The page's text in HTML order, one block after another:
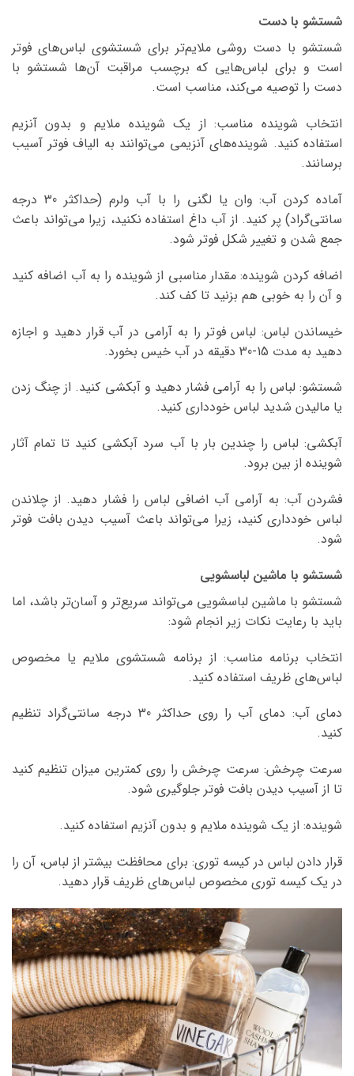
شستشو با دست
شستشو با دست روشی ملایم‌تر برای شستشوی لباس‌های فوتر
است و برای لباس‌هایی که برچسب مراقبت آن‌ها شستشو با
دست را توصیه می‌کند، مناسب است.
انتخاب شوینده مناسب: از یک شوینده ملایم و بدون آنزیم
استفاده کنید. شوینده‌های آنزیمی می‌توانند به الیاف فوتر آسیب
برسانند.
آماده کردن آب: وان یا لگنی را با آب ولرم (حداکثر 30 درجه
سانتی‌گراد) پر کنید. از آب داغ استفاده نکنید، زیرا می‌تواند باعث
جمع شدن و تغییر شکل فوتر شود.
اضافه کردن شوینده: مقدار مناسبی از شوینده را به آب اضافه کنید
و آن را به خوبی هم بزنید تا کف کند.
خیساندن لباس: لباس فوتر را به آرامی در آب قرار دهید و اجازه
دهید به مدت 15-30 دقیقه در آب خیس بخورد.
شستشو: لباس را به آرامی فشار دهید و آبکشی کنید. از چنگ زدن
یا مالیدن شدید لباس خودداری کنید.
آبکشی: لباس را چندین بار با آب سرد آبکشی کنید تا تمام آثار
شوینده از بین برود.
فشردن آب: به آرامی آب اضافی لباس را فشار دهید. از چلاندن
لباس خودداری کنید، زیرا می‌تواند باعث آسیب دیدن بافت فوتر
شود.
شستشو با ماشین لباسشویی
شستشو با ماشین لباسشویی می‌تواند سریع‌تر و آسان‌تر باشد، اما
باید با رعایت نکات زیر انجام شود:
انتخاب برنامه مناسب: از برنامه شستشوی ملایم یا مخصوص
لباس‌های ظریف استفاده کنید.
دمای آب: دمای آب را روی حداکثر 30 درجه سانتی‌گراد تنظیم
کنید.
سرعت چرخش: سرعت چرخش را روی کمترین میزان تنظیم کنید
تا از آسیب دیدن بافت فوتر جلوگیری شود.
شوینده: از یک شوینده ملایم و بدون آنزیم استفاده کنید.
قرار دادن لباس در کیسه توری: برای محافظت بیشتر از لباس، آن را
در یک کیسه توری مخصوص لباس‌های ظریف قرار دهید.